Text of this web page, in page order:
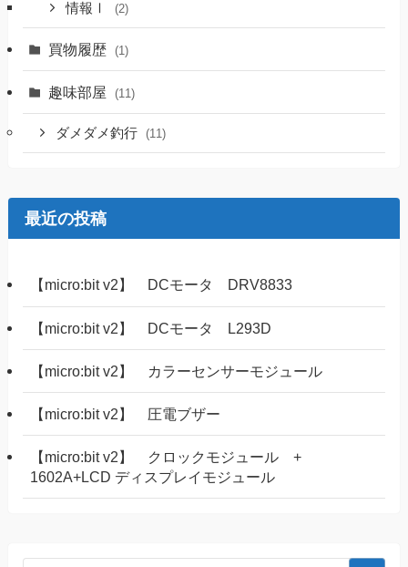
情報Ⅰ (2)
買物履歴 (1)
趣味部屋 (11)
ダメダメ釣行 (11)
最近の投稿
【micro:bit v2】 DCモータ DRV8833
【micro:bit v2】 DCモータ L293D
【micro:bit v2】 カラーセンサーモジュール
【micro:bit v2】 圧電ブザー
【micro:bit v2】 クロックモジュール +
1602A+LCD ディスプレイモジュール